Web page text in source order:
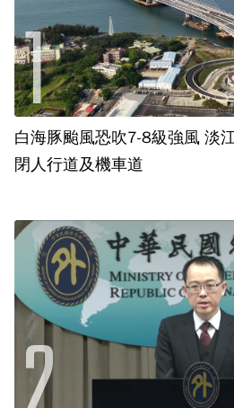
白海豚颱風恐吹7-8級強風 淡
閉人行道及機車道